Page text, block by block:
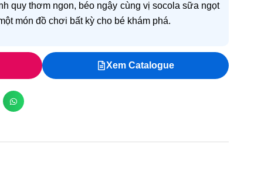
quy thơm ngon, béo ngậy cùng vị socola sữa ngọt
món đồ chơi bất kỳ cho bé khám phá.
Xem Catalogue